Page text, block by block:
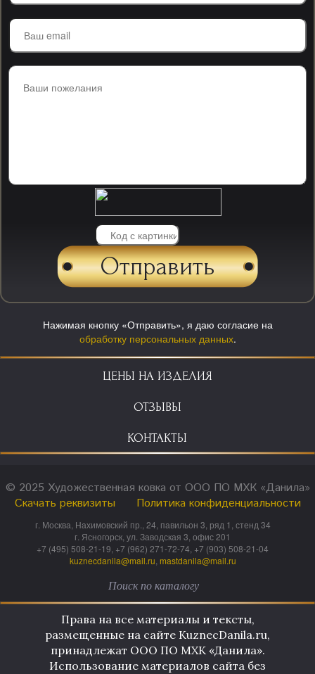
Нажимая кнопку «Отправить», я даю согласие на
обработку персональных данных.
ЦЕНЫ НА ИЗДЕЛИЯ
ОТЗЫВЫ
КОНТАКТЫ
© 2025 Художественная ковка от ООО ПО МХК «Данила»
Скачать реквизиты
Политика конфиденциальности
г. Москва, Нахимовский пр., 24, павильон 3, ряд 1, стенд 34
г. Ясногорск, ул. Заводская 3, офис 201
+7 (495) 508-21-19, +7 (962) 271-72-74, +7 (903) 508-21-04
kuznecdanila@mail.ru mastdanila@mail.ru
Права на все материалы и тексты,
размещенные на сайте KuznecDanila.ru,
принадлежат ООО ПО МХК «Данила».
Использование материалов сайта без